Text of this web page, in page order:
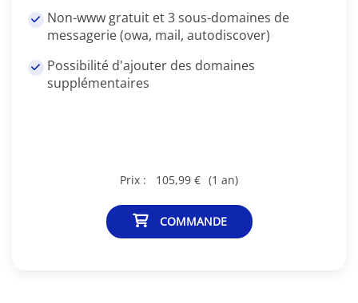
Non-www gratuit et 3 sous-domaines de
messagerie (owa, mail, autodiscover)
Possibilité d'ajouter des domaines
supplémentaires
Prix : 105,99 € (1 an)
COMMANDE